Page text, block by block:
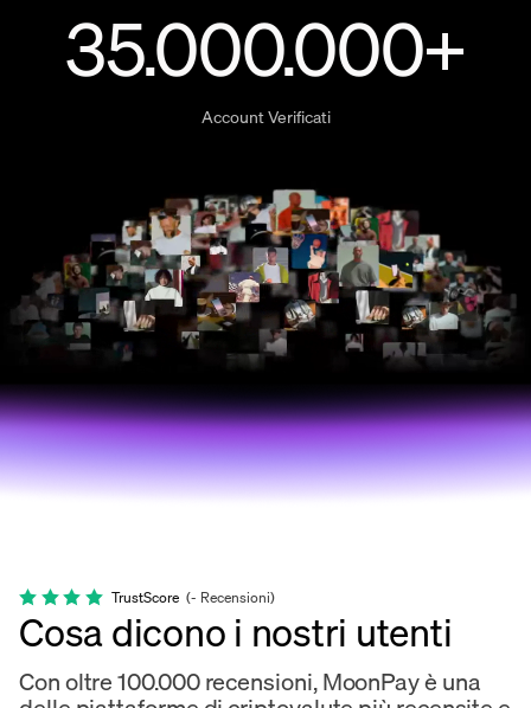
35.000.000+
Account Verificati
TrustScore (- Recensioni)
Cosa dicono i nostri utenti
Con oltre 100.000 recensioni, MoonPay è una